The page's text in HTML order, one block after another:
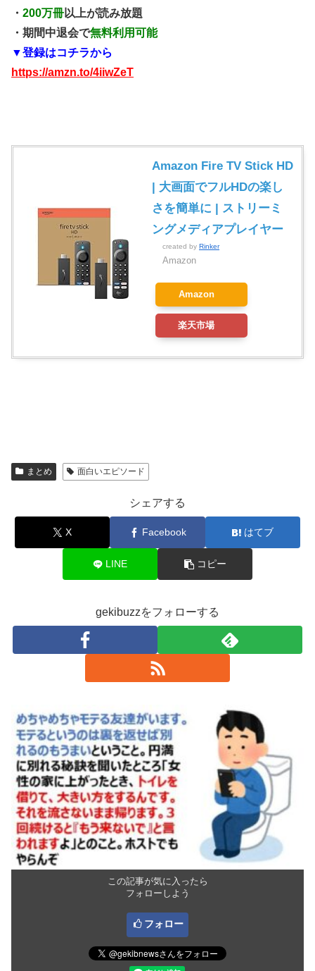
・ 200万冊以上が読み放題
・期間中退会で無料利用可能
▼登録はコチラから
https://amzn.to/4iiwZeT
Amazon Fire TV Stick HD
| 大画面でフルHDの楽し
さを簡単に | ストリーミ
ングメディアプレイヤー
created by Rinker
Amazon
Amazon
楽天市場
まとめ 面白いエピソード
シェアする
X Facebook はてブ
LINE コピー
gekibuzzをフォローする
この記事が気に入ったら
フォローしよう
フォロー